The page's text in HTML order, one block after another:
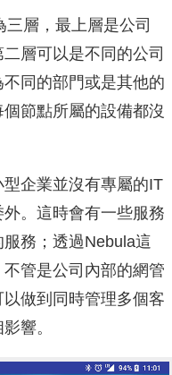
層，最上層是公司
層可以是不同的公司
同的部門或是其他的
節點所屬的設備都沒
企業並沒有專屬的IT
。這時會有一些服務
務；透過Nebula這
管是公司內部的網管
做到同時管理多個客
響。